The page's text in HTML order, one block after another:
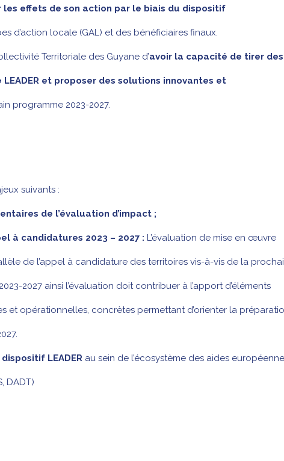
les effets de son action par le biais du dispositif
d’action locale (GAL) et des bénéficiaires finaux.
Territoriale des Guyane d’avoir la capacité de tirer des
et proposer des solutions innovantes et
programme 2023-2027.
suivants :
de l’évaluation d’impact ;
à candidatures 2023 – 2027 : L’évaluation de mise en œuvre
de l’appel à candidature des territoires vis-à-vis de la
2027 ainsi l’évaluation doit contribuer à l’apport d’éléments
et opérationnelles, concrètes permettant d’orienter la
LEADER au sein de l’écosystème des aides
DADT)